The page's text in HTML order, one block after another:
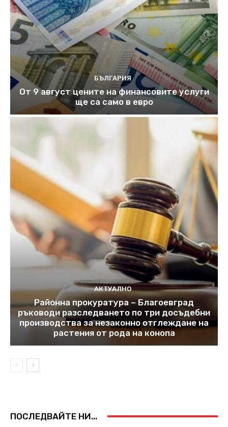
БЪЛГАРИЯ
От 9 август цените на финансовите услуги
ще са само в евро
АКТУАЛНО
Районна прокуратура – Благоевград
ръководи разследването по три досъдебни
производства за незаконно отглеждане на
растения от рода на конопа
ПОСЛЕДВАЙТЕ НИ...